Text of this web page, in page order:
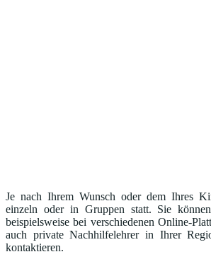
Je nach Ihrem Wunsch oder dem Ihres
einzeln oder in Gruppen statt. Sie
beispielsweise bei verschiedenen Online-
auch private Nachhilfelehrer in Ihrer
kontaktieren.